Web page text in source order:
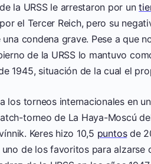
la URSS le arrestaron por un
el Tercer Reich, pero su
condena grave. Pese a que
de la URSS lo mantuvo
1945, situación de la cual el
los torneos internacionales en
torneo de La Haya-Moscú
Keres hizo 10,5 puntosde
de los favoritos para